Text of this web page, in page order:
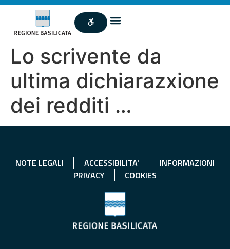
Lo scrivente da
ultima dichiarazxione
dei redditi …
NOTE LEGALI ACCESSIBILITA'
INFORMAZIONI
PRIVACY
COOKIES